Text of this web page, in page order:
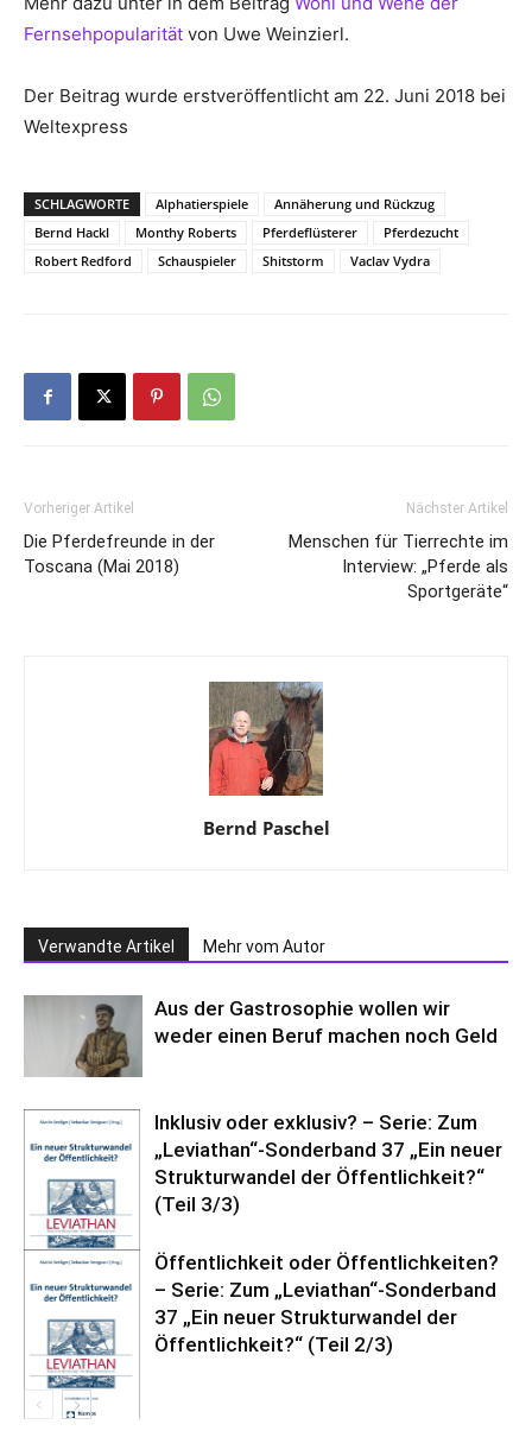
Fernsehpopularität von Uwe Weinzierl.
Der Beitrag wurde erstveröffentlicht am 22. Juni 2018 bei
Weltexpress
SCHLAGWORTE Alphatierspiele
Annäherung und Rückzug
Bernd Hackl
Monthy Roberts Pferdeflüsterer
Pferdezucht
Robert Redford
Schauspieler Shitstorm Vaclav Vydra
Vorheriger Artikel
Die Pferdefreunde in der
Toscana (Mai 2018)
Nächster Artikel
Menschen für Tierrechte im
Interview: „Pferde als
Sportgeräte“
Bernd Paschel
Verwandte Artikel Mehr vom Autor
Aus der Gastrosophie wollen wir
weder einen Beruf machen noch Geld
Inklusiv oder exklusiv? – Serie: Zum
„Leviathan“-Sonderband 37 „Ein neuer
Strukturwandel der Öffentlichkeit?“
(Teil 3/3)
Öffentlichkeit oder Öffentlichkeiten?
– Serie: Zum „Leviathan“-Sonderband
37 „Ein neuer Strukturwandel der
Öffentlichkeit?“ (Teil 2/3)